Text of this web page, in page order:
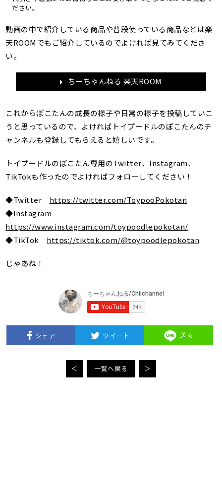
ださい。
動画の中で紹介している商品や普段使っている商品などは楽
天ROOMでもご紹介しているのでよければ見てみてくださ
い。
ちーちゃんねる 楽天ROOM
これからぽこたんの成長の様子や日常の様子を投稿していこ
うと思っているので、よければトイプードルのぽこたんのチ
ャンネルも登録してもらえると嬉しいです。
トイプードルのぽこたん専用のTwitter、Instagram、
TikTokも作ったのでよければフォローしてください！
◆Twitter https://twitter.com/ToypooPokotan
◆Instagram
https://www.instagram.com/toypoodlepokotan/
◆TikTok https://tiktok.com/@toypoodlepokotan
じゃあね！
シェア ツイート 送る
＜ 一覧へ戻る ＞